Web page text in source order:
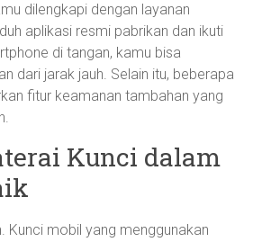
dilengkapi dengan layanan
aplikasi resmi pabrikan dan ikuti
di tangan, kamu bisa
dari jarak jauh. Selain itu, beberapa
fitur keamanan tambahan yang
Kunci dalam
Kunci mobil yang menggunakan